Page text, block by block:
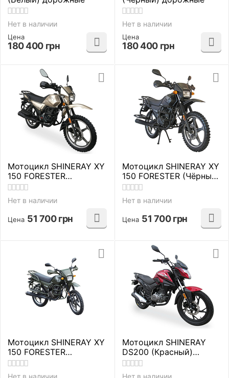
Нет в наличии
Цена
180 400 грн
Нет в наличии
Цена
180 400 грн
Мотоцикл SHINERAY XY
150 FORESTER
(Бежевый) дорожные
Нет в наличии
Цена 51 700 грн
Мотоцикл SHINERAY XY
150 FORESTER (Чёрный)
дорожные
Нет в наличии
Цена 51 700 грн
Мотоцикл SHINERAY XY
150 FORESTER
(Зелёный) дорожные
Мотоцикл SHINERAY
DS200 (Красный)
дорожные